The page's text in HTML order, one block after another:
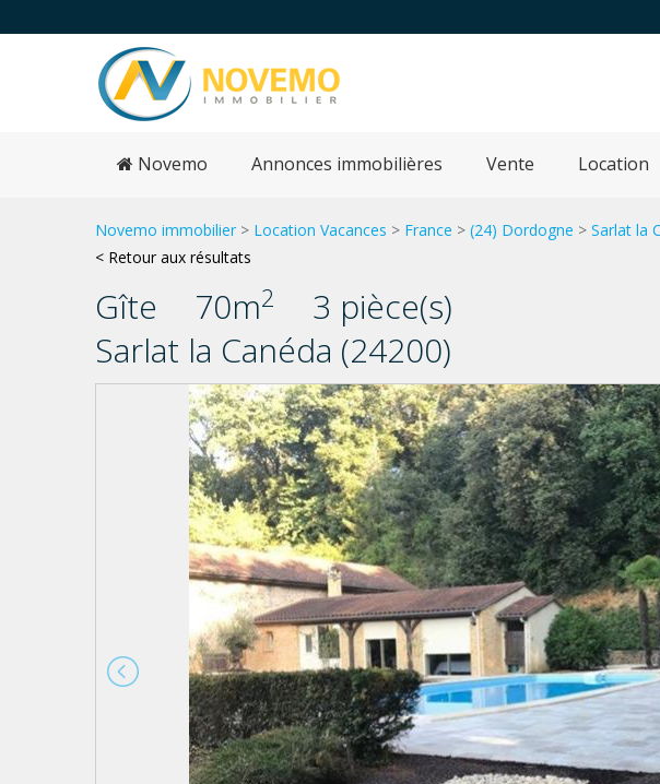
Novemo Annonces immobilières Vente Location
Novemo immobilier > Location Vacances > France > (24) Dordogne > Sarlat la
< Retour aux résultats
Gîte 70m2
3 pièce(s)
Sarlat la Canéda (24200)